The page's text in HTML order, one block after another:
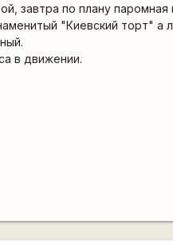
завтра по плану
"Киевский торт" а
в движении.